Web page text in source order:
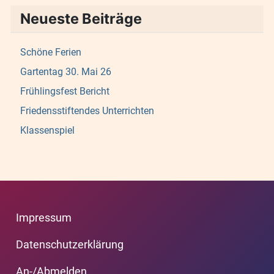
Neueste Beiträge
Schöne Ferien
Gartentag 30. Mai 26
Frühlingsfest Bericht
Friedensstiftendes Unterrichten
Klassenspiel
Impressum
Datenschutzerklärung
An-/Abmelden